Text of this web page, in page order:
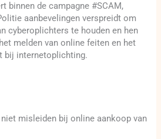
binnen de campagne #SCAM,
aanbevelingen verspreidt om
cyberoplichters te houden en hen
melden van online feiten en het
bij internetoplichting.
misleiden bij online aankoop van